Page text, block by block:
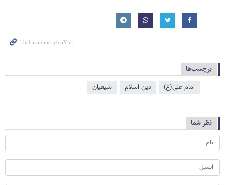
برچسب‌ها
امام علی(ع) دین اسلام شیعیان
نظر شما